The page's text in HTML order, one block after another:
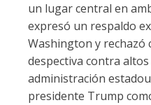
un lugar central en
expresó un respaldo
Washington y rechazó
despectiva contra
administración
presidente Trump